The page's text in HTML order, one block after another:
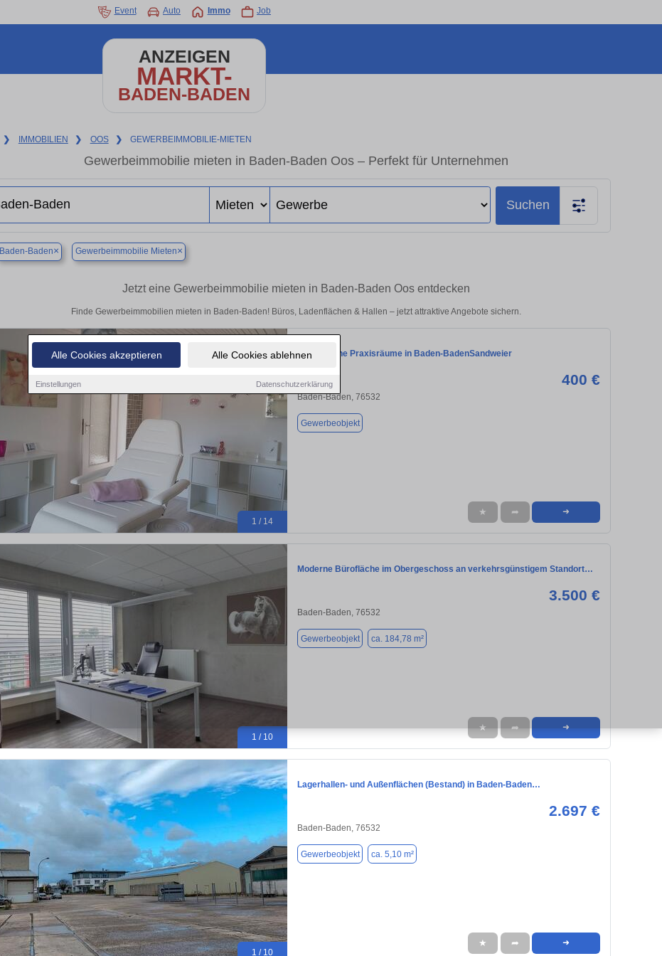
Alle Cookies akzeptieren Alle Cookies ablehnen
Einstellungen Datenschutzerklärung
Event Auto Immo Job
ANZEIGEN
MARKT-
BADEN-BADEN
❯ IMMOBILIEN ❯ OOS ❯ GEWERBEIMMOBILIE-MIETEN
Gewerbeimmobilie mieten in Baden-Baden Oos – Perfekt für Unternehmen
Suchen
Baden-Baden× Gewerbeimmobilie Mieten×
Jetzt eine Gewerbeimmobilie mieten in Baden-Baden Oos entdecken
Finde Gewerbeimmobilien mieten in Baden-Baden! Büros, Ladenflächen & Hallen – jetzt attraktive Angebote sichern.
1 / 14
sehr schöne Praxisräume in Baden-BadenSandweier
400 €
Baden-Baden, 76532
Gewerbeobjekt
★ ➦ ➜
1 / 10
Moderne Bürofläche im Obergeschoss an verkehrsgünstigem Standort…
3.500 €
Baden-Baden, 76532
Gewerbeobjekt ca. 184,78 m²
★ ➦ ➜
1 / 10
Lagerhallen- und Außenflächen (Bestand) in Baden-Baden…
2.697 €
Baden-Baden, 76532
Gewerbeobjekt ca. 5,10 m²
★ ➦ ➜